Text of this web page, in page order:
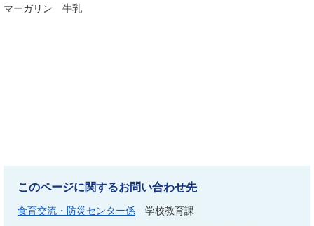
マーガリン 牛乳
このページに関するお問い合わせ先
食育交流・防災センター係
学校教育課